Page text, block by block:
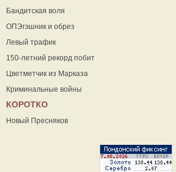
Бандитская воля
ОПЭгэшник и обрез
Левый трафик
150-летний рекорд побит
Цветметчик из Марказа
Криминальные войны
КОРОТКО
Новый Пресняков